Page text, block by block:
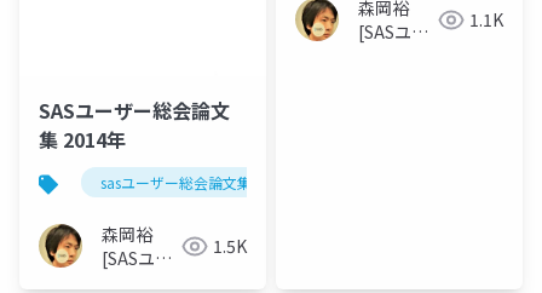
SASユーザー総会論文
集 2014年
sasユーザー総会論文集 2014年
森岡裕
[SASユー
1.5K
森岡裕
[SASユー
1.1K